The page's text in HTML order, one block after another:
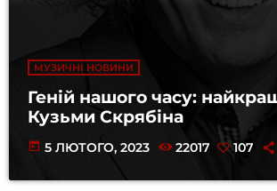
МУЗИЧНІ НОВИНИ
Геній нашого часу:
Кузьми Скрябіна
today 5 ЛЮТОГО, 2023 22017 107